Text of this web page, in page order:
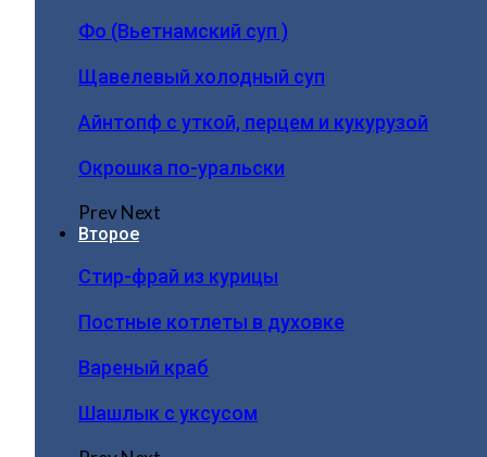
Фо (Вьетнамский суп )
Щавелевый холодный суп
Айнтопф с уткой, перцем и кукурузой
Окрошка по-уральски
PrevNext
Второе
Стир-фрай из курицы
Постные котлеты в духовке
Вареный краб
Шашлык с уксусом